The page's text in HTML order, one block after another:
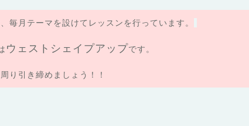
毎月テーマを設けてレッスンを行っています。
ウェストシェイプアップです。
り引き締めましょう！！